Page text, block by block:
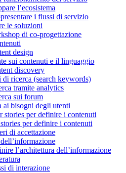
l’ecosistema
i flussi di servizio
le soluzioni
di co-progettazione
design
sui contenuti e il linguaggio
discovery
di ricerca (search keywords)
tramite analytics
sui forum
ai bisogni degli utenti
stories per definire i contenuti
per definire i contenuti
di accettazione
l’architettura dell’informazione
di interazione